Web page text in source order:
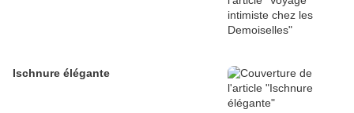
Ischnure élégante